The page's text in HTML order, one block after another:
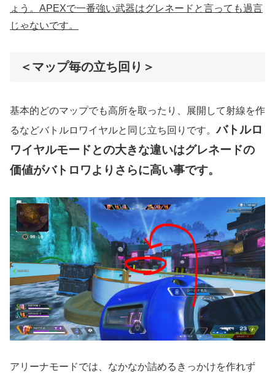
ょう。APEXで一番強い武器はグレネードと言っても過言
じゃないです。
＜マップ毎の立ち回り＞
基本的どのマップでも高所を取ったり、展開して射線を作
るなどバトルロワイヤルと同じ立ち回りです。バトルロ
ワイヤルモードとの大きな違いはグレネードの
価値がバトロワよりさらに高い事です。
アリーナモードでは、なかなか詰めるきっかけを作れず